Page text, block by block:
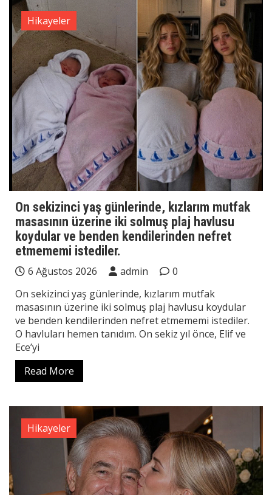
Hikayeler
On sekizinci yaş günlerinde, kızlarım mutfak
masasının üzerine iki solmuş plaj havlusu
koydular ve benden kendilerinden nefret
etmememi istediler.
6 Ağustos 2026 admin
0
On sekizinci yaş günlerinde, kızlarım mutfak
masasının üzerine iki solmuş plaj havlusu koydular
ve benden kendilerinden nefret etmememi istediler.
O havluları hemen tanıdım. On sekiz yıl önce, Elif ve
Ece’yi
Read More
Hikayeler